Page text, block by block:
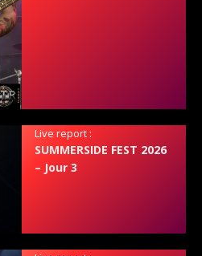
Live report :
SUMMERSIDE FEST 2026
– Jour 3